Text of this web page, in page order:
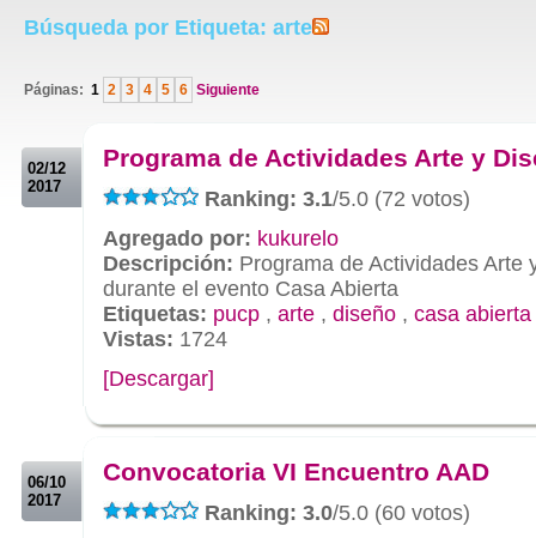
Búsqueda por Etiqueta: arte
Páginas: 1 2 3 4 5 6 Siguiente
02/12
2017
Programa de Actividades Arte y
Ranking: 3.1/5.0 (72 votos)
Agregado por: kukurelo
Descripción: Programa de Actividades Arte
durante el evento Casa Abierta
Etiquetas: pucp , arte , diseño , casa abierta
Vistas: 1724
[Descargar]
06/10
2017
Convocatoria VI Encuentro AAD
Ranking: 3.0/5.0 (60 votos)